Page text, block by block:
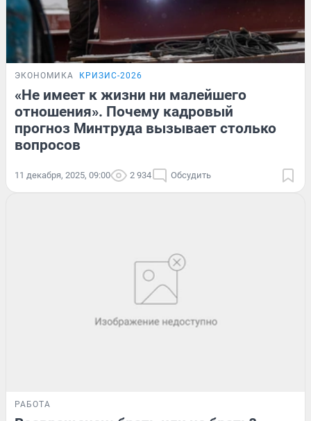
ЭКОНОМИКА КРИЗИС-2026
«Не имеет к жизни ни малейшего
отношения». Почему кадровый
прогноз Минтруда вызывает столько
вопросов
11 декабря, 2025, 09:00 2 934 Обсудить
РАБОТА